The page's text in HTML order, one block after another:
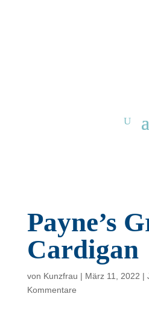
Payne’s
Cardigan
von Kunzfrau | März 11, 2022 |
Kommentare